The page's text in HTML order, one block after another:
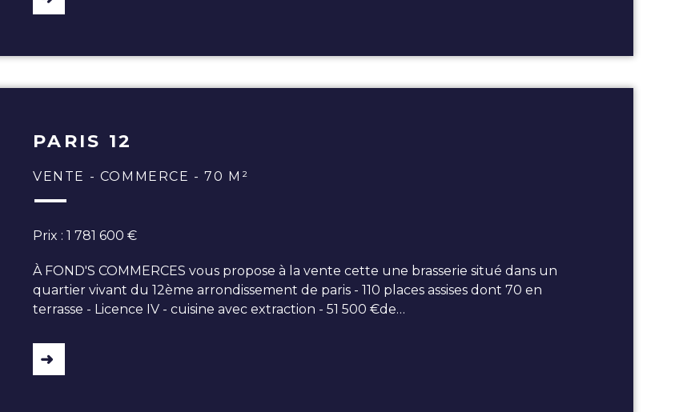
PARIS 12
VENTE - COMMERCE - 70 M²
Prix : 1 781 600 €
À FOND'S COMMERCES vous propose à la vente cette une brasserie situé dans un
quartier vivant du 12ème arrondissement de paris - 110 places assises dont 70 en
terrasse - Licence IV - cuisine avec extraction - 51 500 €de…